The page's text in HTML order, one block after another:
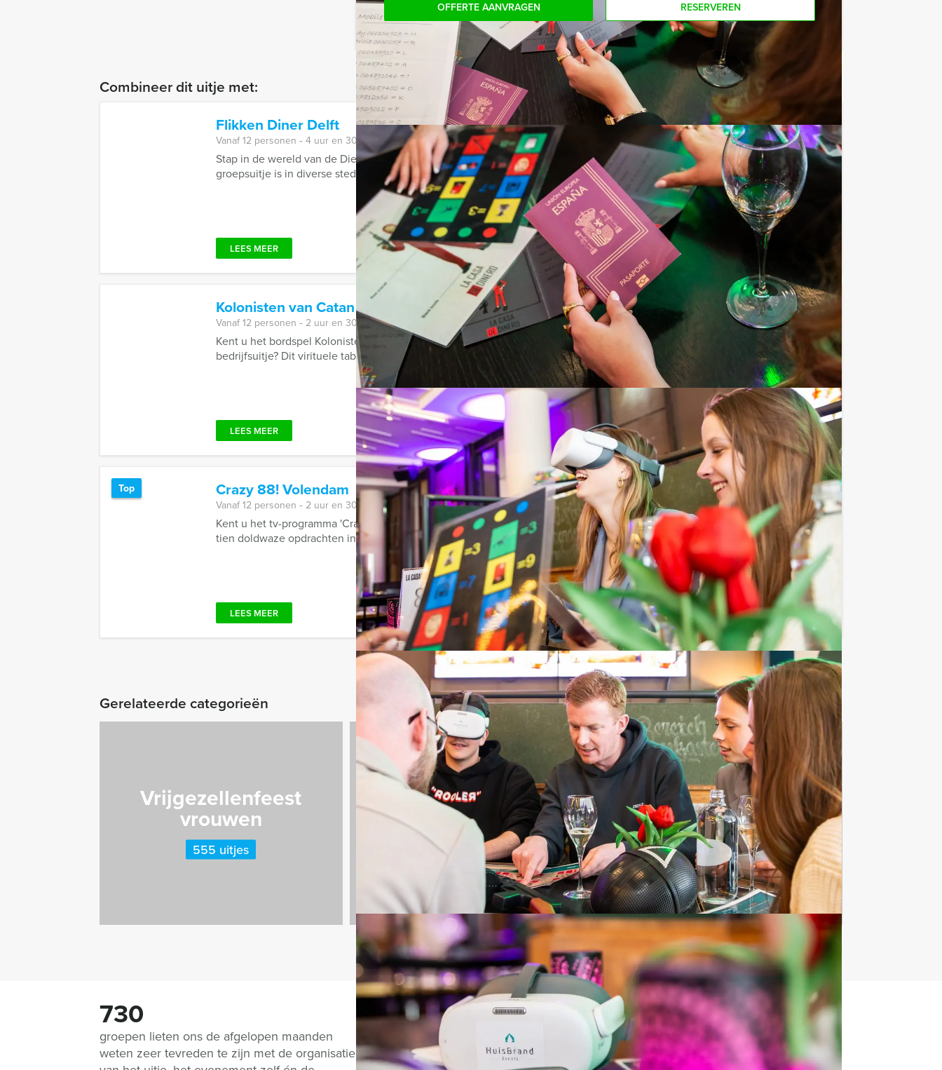
OFFERTE AANVRAGEN RESERVEREN
Combineer dit uitje met:
Flikken Diner Delft Vanaf€ 62,50p.p. excl. BTW
Vanaf 12 personen ‐ 4 uur en 30 minuten
Stap in de wereld van de Dienst Landelijke Recherche en beleef het spannendste groepsuitje van Holland Tour Guides. Dit
groepsuitje is in diverse steden in Nederland en ...
LEES MEER
Kolonisten van Catan in Volendam Vanaf€ 27,50p.p. excl. BTW
Vanaf 12 personen ‐ 2 uur en 30 minuten
Kent u het bordspel Kolonisten van Catan en wilt u de essentie van dit spel combineren met het ultieme groepsuitje of
bedrijfsuitje? Dit virituele tablet spel van Holland ...
LEES MEER Favoriet
Crazy 88! Volendam
Top Vanaf € 22,50 p.p. excl. BTW
Vanaf 12 personen ‐ 2 uur en 30 minuten
Kent u het tv-programma 'Crazy 88' nog? Bij Holland Tour Guides in Volendam doen we er nog een schepje bovenop! Doe
tien doldwaze opdrachten in het centrum van de stad en ...
LEES MEER Favoriet
Gerelateerde categorieën
Vrijgezellenfeest
vrouwen
555 uitjes
Quizzes
732 uitjes
Spelprogramma's
1688 uitjes
730
groepen lieten ons de afgelopen maanden
weten zeer tevreden te zijn met de organisatie
Vragen over dit uitje?